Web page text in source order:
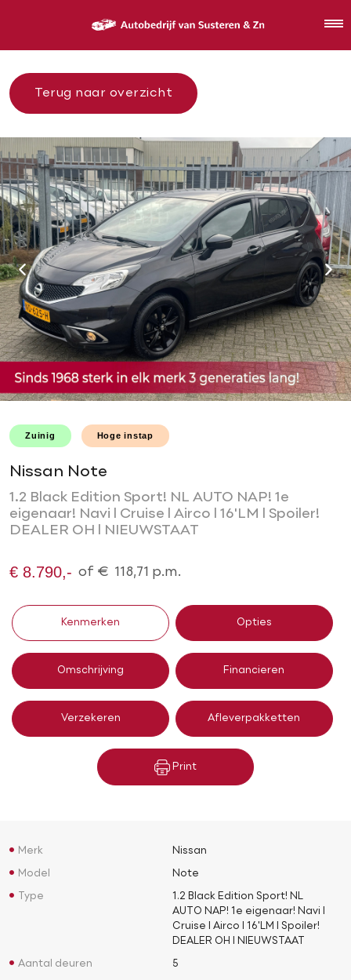
Terug naar overzicht
Zuinig Hoge instap
Nissan Note
1.2 Black Edition Sport! NL AUTO NAP! 1e
eigenaar! Navi l Cruise l Airco l 16'LM l Spoiler!
DEALER OH l NIEUWSTAAT
€ 8.790,- of € 118,71 p.m.
Kenmerken Opties
Omschrijving Financieren
Verzekeren Afleverpakketten
Print
Merk Nissan
Model Note
Type
1.2 Black Edition Sport! NL
AUTO NAP! 1e eigenaar! Navi l
Cruise l Airco l 16'LM l Spoiler!
DEALER OH l NIEUWSTAAT
Aantal deuren 5